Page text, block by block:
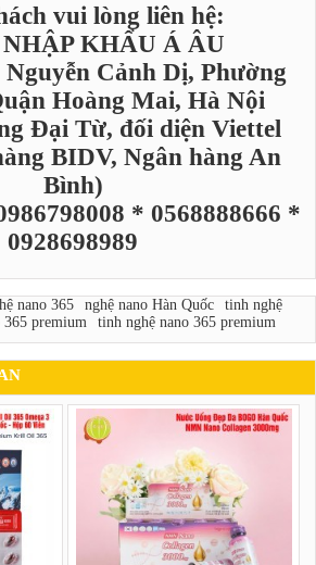
vui lòng liên hệ:
KHẨU Á ÂU
Cảnh Dị, Phường
Hoàng Mai, Hà Nội
Đại Từ, đối diện Viettel
BIDV, Ngân hàng An
Bình)
* 0568888666 *
0928698989
nano 365 nghệ nano Hàn Quốc
tinh nghệ
365 premium tinh nghệ nano 365 premium